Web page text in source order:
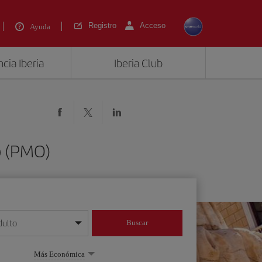
Ayuda Registro Acceso
Iberia Iberia Club
mes/año
Buscar
Más Económica